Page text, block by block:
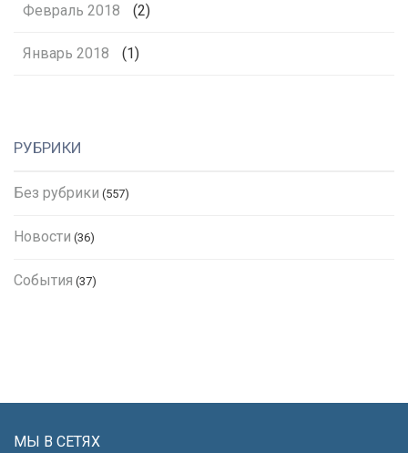
Февраль 2018 (2)
Январь 2018 (1)
РУБРИКИ
Без рубрики (557)
Новости (36)
События (37)
МЫ В СЕТЯХ